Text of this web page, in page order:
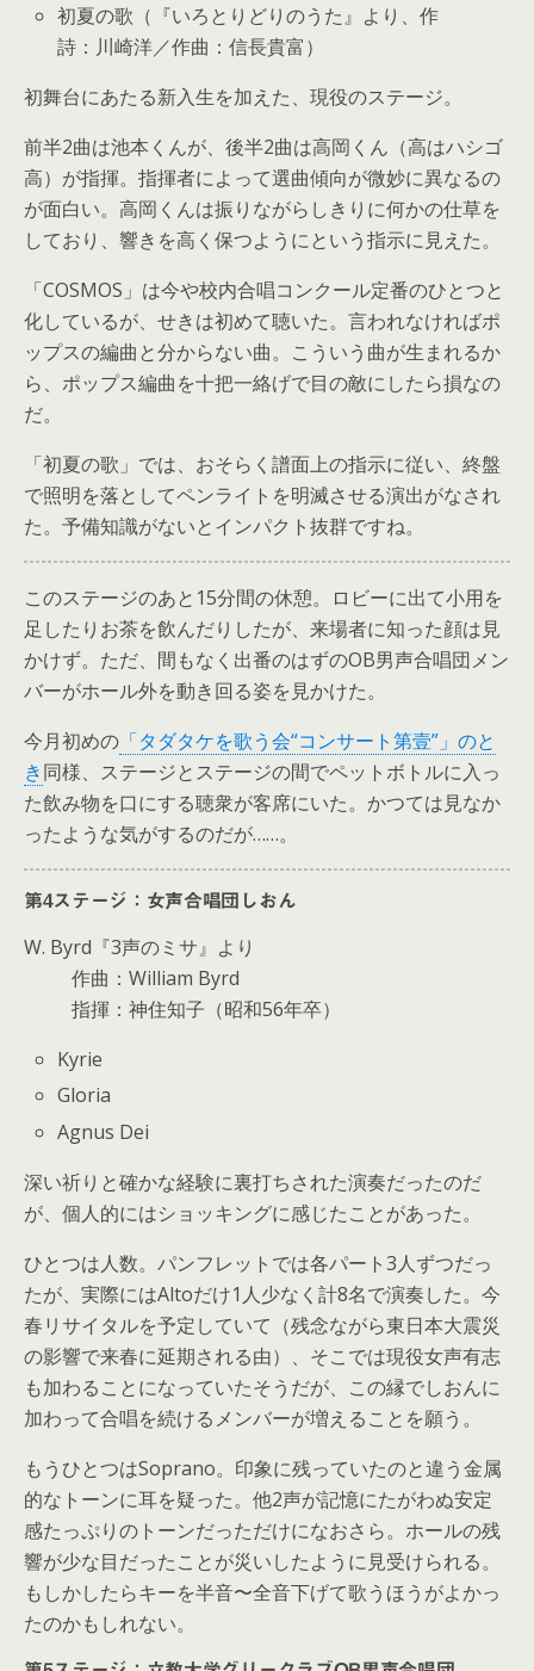
初夏の歌（『いろとりどりのうた』より、作
詩：川崎洋／作曲：信長貴富）
初舞台にあたる新入生を加えた、現役のステージ。
前半2曲は池本くんが、後半2曲は高岡くん（高はハシゴ
高）が指揮。指揮者によって選曲傾向が微妙に異なるの
が面白い。高岡くんは振りながらしきりに何かの仕草を
しており、響きを高く保つようにという指示に見えた。
「COSMOS」は今や校内合唱コンクール定番のひとつと
化しているが、せきは初めて聴いた。言われなければポ
ップスの編曲と分からない曲。こういう曲が生まれるか
ら、ポップス編曲を十把一絡げで目の敵にしたら損なの
だ。
「初夏の歌」では、おそらく譜面上の指示に従い、終盤
で照明を落としてペンライトを明滅させる演出がなされ
た。予備知識がないとインパクト抜群ですね。
このステージのあと15分間の休憩。ロビーに出て小用を
足したりお茶を飲んだりしたが、来場者に知った顔は見
かけず。ただ、間もなく出番のはずのOB男声合唱団メン
バーがホール外を動き回る姿を見かけた。
今月初めの 「タダタケを歌う会“コンサート第壹”」のと
き同様、ステージとステージの間でペットボトルに入っ
た飲み物を口にする聴衆が客席にいた。かつては見なか
ったような気がするのだが……。
第4ステージ：女声合唱団しおん
W. Byrd『3声のミサ』より
作曲：William Byrd
指揮：神住知子（昭和56年卒）
Kyrie
Gloria
Agnus Dei
深い祈りと確かな経験に裏打ちされた演奏だったのだ
が、個人的にはショッキングに感じたことがあった。
ひとつは人数。パンフレットでは各パート3人ずつだっ
たが、実際にはAltoだけ1人少なく計8名で演奏した。今
春リサイタルを予定していて（残念ながら東日本大震災
の影響で来春に延期される由）、そこでは現役女声有志
も加わることになっていたそうだが、この縁でしおんに
加わって合唱を続けるメンバーが増えることを願う。
もうひとつはSoprano。印象に残っていたのと違う金属
的なトーンに耳を疑った。他2声が記憶にたがわぬ安定
感たっぷりのトーンだっただけになおさら。ホールの残
響が少な目だったことが災いしたように見受けられる。
もしかしたらキーを半音〜全音下げて歌うほうがよかっ
たのかもしれない。